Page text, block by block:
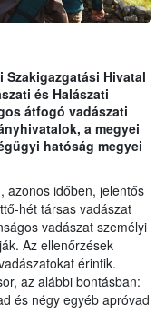
Szakigazgatási Hivatal
és Halászati
átfogó vadászati
a megyei
hatóság megyei
azonos időben, jelentős
hét társas vadászat
vadászat személyi
Az ellenőrzések
érintik.
az alábbi bontásban:
és négy egyéb apróvad